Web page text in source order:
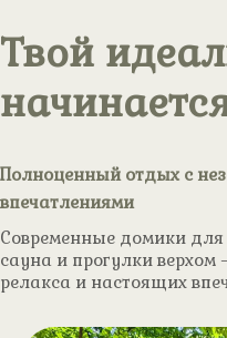
Твой
Полноценный отдых с
впечатлениями
Современные домики для
сауна и прогулки
релакса и настоящих